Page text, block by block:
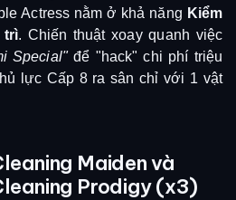
Actress nằm ở khả năng Kiểm
trì. Chiến thuật xoay quanh việc
Special"để "hack" chi phí triệu
lực Cấp 8 ra sân chỉ với 1 vật
Maiden và
Prodigy (x3)